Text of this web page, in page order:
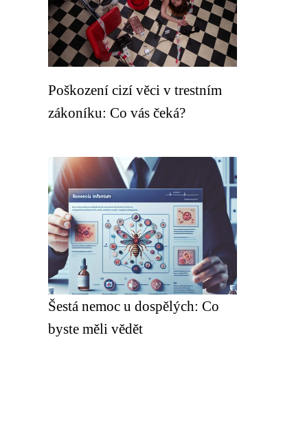
Poškození cizí věci v trestním
zákoníku: Co vás čeká?
Šestá nemoc u dospělých: Co
byste měli vědět